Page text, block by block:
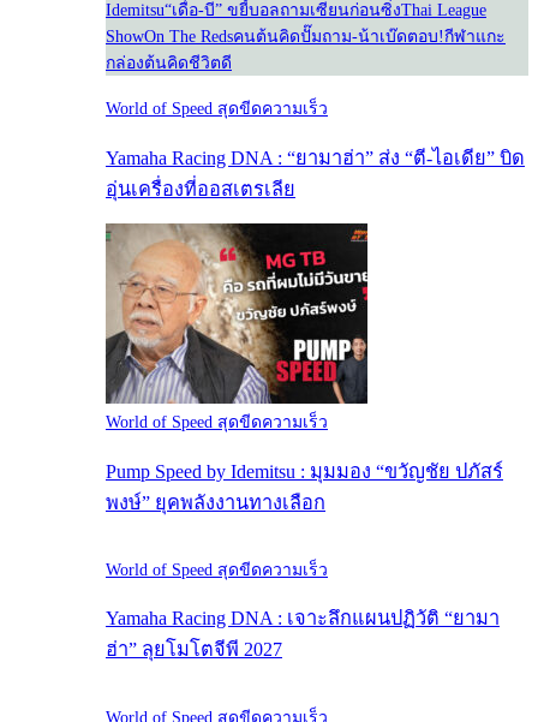
Idemitsu“เดื่อ-บี” ขยี้บอลถามเซียนก่อนซิ่งThai League
ShowOn The Redsคนต้นคิดปั๊มถาม-น้าเบ๊ดตอบ!กีฬาแกะ
กล่องต้นคิดชีวิตดี
World of Speed สุดขีดความเร็ว
Yamaha Racing DNA : “ยามาฮ่า” ส่ง “ตี-ไอเดีย” บิด
อุ่นเครื่องที่ออสเตรเลีย
World of Speed สุดขีดความเร็ว
Pump Speed by Idemitsu : มุมมอง “ขวัญชัย ปภัสร์
พงษ์” ยุคพลังงานทางเลือก
World of Speed สุดขีดความเร็ว
Yamaha Racing DNA : เจาะลึกแผนปฏิวัติ “ยามา
ฮ่า” ลุยโมโตจีพี 2027
World of Speed สุดขีดความเร็ว